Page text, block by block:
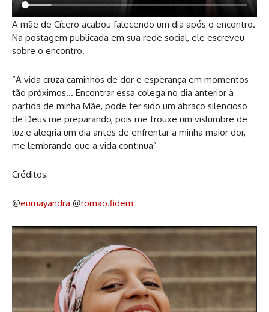
A mãe de Cícero acabou falecendo um dia após o encontro.
Na postagem publicada em sua rede social, ele escreveu
sobre o encontro.
“A vida cruza caminhos de dor e esperança em momentos
tão próximos… Encontrar essa colega no dia anterior à
partida de minha Mãe, pode ter sido um abraço silencioso
de Deus me preparando, pois me trouxe um vislumbre de
luz e alegria um dia antes de enfrentar a minha maior dor,
me lembrando que a vida continua”
Créditos:
@eumayandra @romao.fidem